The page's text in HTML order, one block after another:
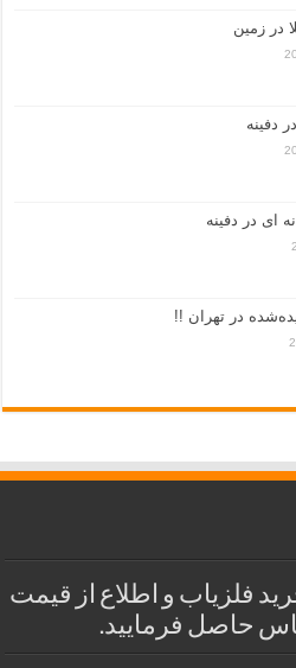
در زمین
دفینه
ای در دفینه
در تهران !!
فلزیاب و اطلاع از قیمت
حاصل فرمایید.